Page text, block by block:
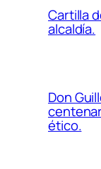
Cartilla
alcaldía.
Don
ético.